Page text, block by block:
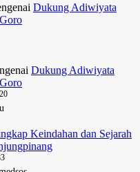
Dukung Adiwiyata
Dukung Adiwiyata
Keindahan dan Sejarah